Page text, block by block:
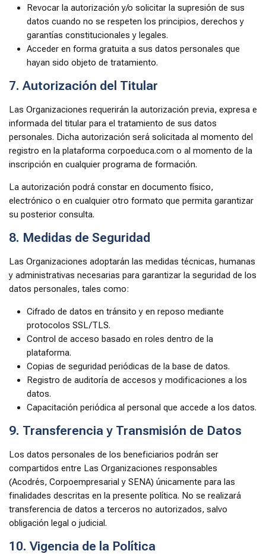
Revocar la autorización y/o solicitar la supresión de sus
datos cuando no se respeten los principios, derechos y
garantías constitucionales y legales.
Acceder en forma gratuita a sus datos personales que
hayan sido objeto de tratamiento.
7. Autorización del Titular
Las Organizaciones requerirán la autorización previa, expresa e
informada del titular para el tratamiento de sus datos
personales. Dicha autorización será solicitada al momento del
registro en la plataforma corpoeduca.com o al momento de la
inscripción en cualquier programa de formación.
La autorización podrá constar en documento físico,
electrónico o en cualquier otro formato que permita garantizar
su posterior consulta.
8. Medidas de Seguridad
Las Organizaciones adoptarán las medidas técnicas, humanas
y administrativas necesarias para garantizar la seguridad de los
datos personales, tales como:
Cifrado de datos en tránsito y en reposo mediante
protocolos SSL/TLS.
Control de acceso basado en roles dentro de la
plataforma.
Copias de seguridad periódicas de la base de datos.
Registro de auditoría de accesos y modificaciones a los
datos.
Capacitación periódica al personal que accede a los datos.
9. Transferencia y Transmisión de Datos
Los datos personales de los beneficiarios podrán ser
compartidos entre Las Organizaciones responsables
(Acodrés, Corpoempresarial y SENA) únicamente para las
finalidades descritas en la presente política. No se realizará
transferencia de datos a terceros no autorizados, salvo
obligación legal o judicial.
10. Vigencia de la Política